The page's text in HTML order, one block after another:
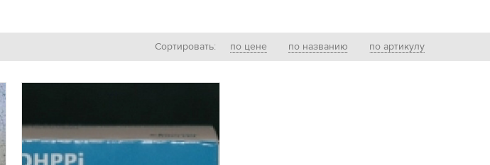
Сортировать: по цене по названию по артикулу